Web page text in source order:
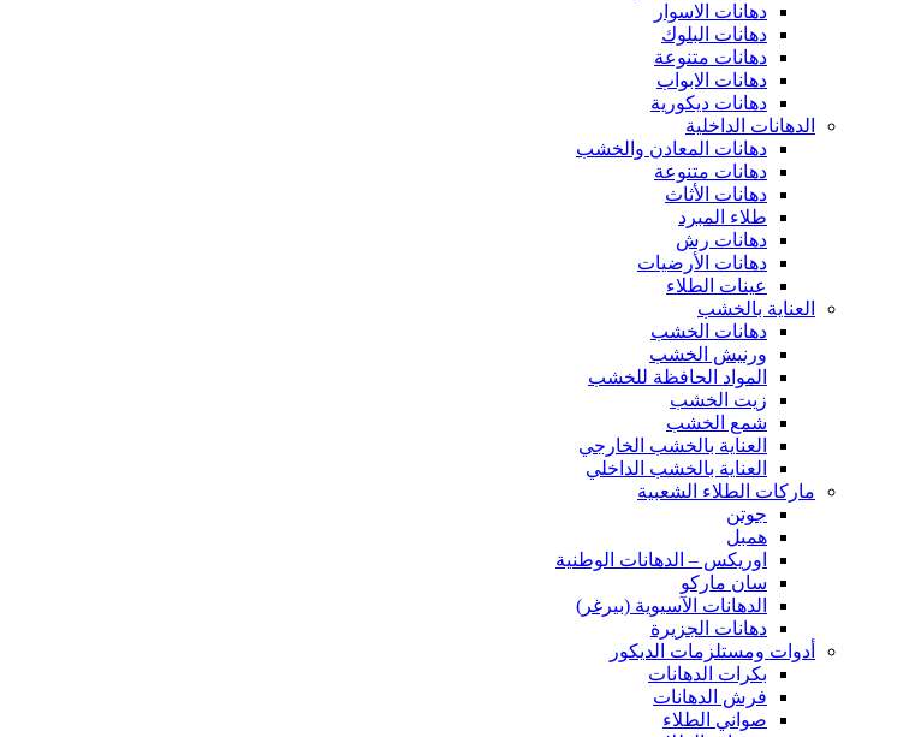
دهانات الاسوار
دهانات البلوك
دهانات متنوعة
دهانات الابواب
دهانات ديكورية
الدهانات الداخلية
دهانات المعادن والخشب
دهانات متنوعة
دهانات الأثاث
طلاء المبرد
دهانات رش
دهانات الأرضيات
عينات الطلاء
العناية بالخشب
دهانات الخشب
ورنيش الخشب
المواد الحافظة للخشب
زيت الخشب
شمع الخشب
العناية بالخشب الخارجي
العناية بالخشب الداخلي
ماركات الطلاء الشعبية
جوتن
همبل
اوريكس – الدهانات الوطنية
سان ماركو
الدهانات الآسيوية (بيرغر)
دهانات الجزيرة
أدوات ومستلزمات الديكور
بكرات الدهانات
فرش الدهانات
صواني الطلاء